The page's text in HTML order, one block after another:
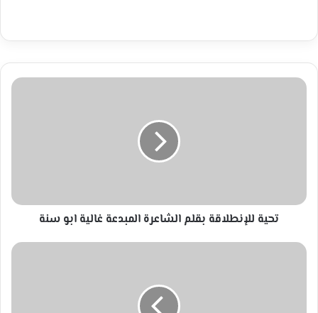
تحية
تحية للإنطلاقة بقلم الشاعرة المبدعة غالية ابو سنة
قصة